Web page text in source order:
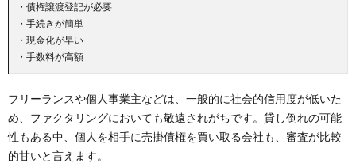
・債権譲渡登記が必要
・手続きが簡単
・現金化が早い
・手数料が高額
フリーランスや個人事業主などは、一般的に社会的信用度が低いた
め、ファクタリングにおいても敬遠されがちです。貸し倒れの可能
性もある中、個人を相手に売掛債権を買い取る会社も、審査が比較
的甘いと言えます。